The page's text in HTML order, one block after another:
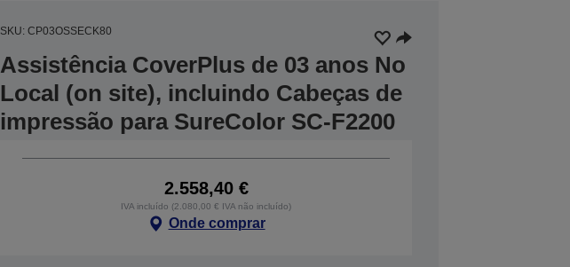
SKU: CP03OSSECK80
Assistência CoverPlus de 03 anos No
Local (on site), incluindo Cabeças de
impressão para SureColor SC-F2200
2.558,40 €
IVA incluído (2.080,00 € IVA não incluído)
Onde comprar